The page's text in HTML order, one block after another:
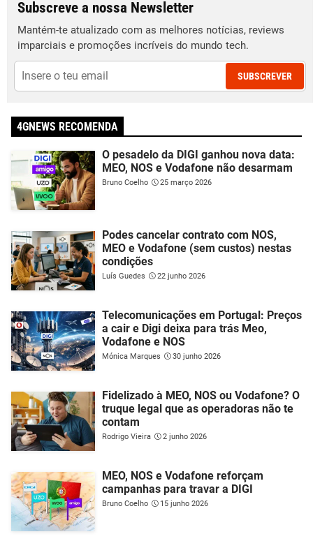
Subscreve a nossa Newsletter
Mantém-te atualizado com as melhores notícias, reviews
imparciais e promoções incríveis do mundo tech.
SUBSCREVER
4GNEWS RECOMENDA
O pesadelo da DIGI ganhou nova data:
MEO, NOS e Vodafone não desarmam
Bruno Coelho 25 março 2026
Podes cancelar contrato com NOS,
MEO e Vodafone (sem custos) nestas
condições
Luís Guedes 22 junho 2026
Telecomunicações em Portugal: Preços
a cair e Digi deixa para trás Meo,
Vodafone e NOS
Mónica Marques 30 junho 2026
Fidelizado à MEO, NOS ou Vodafone? O
truque legal que as operadoras não te
contam
Rodrigo Vieira 2 junho 2026
MEO, NOS e Vodafone reforçam
campanhas para travar a DIGI
Bruno Coelho 15 junho 2026